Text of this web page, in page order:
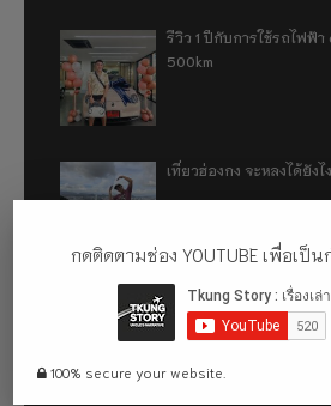
รีวิว 1 ปีกับการใช้รถไฟฟ้
500km
เที่ยวฮ่องกง จะหลงได้ยังไ
เที่ยวฮ่องกง จะหลงได้ยังไง
กดติดตามช่อง YOUTUBE เพื่อเป็
100% secure your website.